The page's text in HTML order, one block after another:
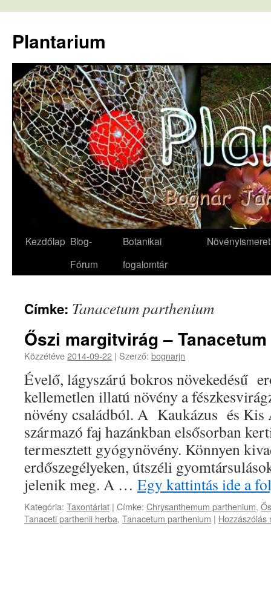
tartalomba
Plantarium
Kezdőlap Blog-
Fórum
Botanikai
fogalomtár
Növényismeret
Címke: Tanacetum parthenium
Őszi margitvirág –
Közzétéve2014-09-22 | Szerző: bognarjn
Évelő, lágyszárú bokros növekedésű
kellemetlen illatú növény a
növény családból. A Kaukázus és Kis
származó faj hazánkban elsősorban
termesztett gyógynövény. Könnyen
erdőszegélyeken, útszéli
jelenik meg. A … Egy kattintás ide a
Kategória: Taxontárlat | Címke: Chrysanthemum parthenium,
Tanaceti parthenii herba, Tanacetum parthenium | Hozzászólás